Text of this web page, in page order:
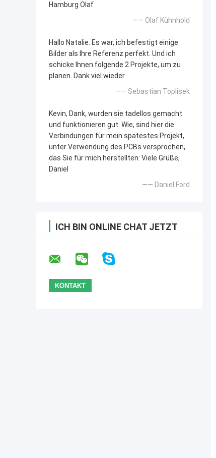
Hamburg Olaf
—— Olaf Kühnhold
Hallo Natalie. Es war, ich befestigt einige
Bilder als Ihre Referenz perfekt. Und ich
schicke Ihnen folgende 2 Projekte, um zu
planen. Dank viel wieder
—— Sebastian Toplisek
Kevin, Dank, wurden sie tadellos gemacht
und funktionieren gut. Wie, sind hier die
Verbindungen für mein spätestes Projekt,
unter Verwendung des PCBs versprochen,
das Sie für mich herstellten: Viele Grüße,
Daniel
—— Daniel Ford
ICH BIN ONLINE CHAT JETZT